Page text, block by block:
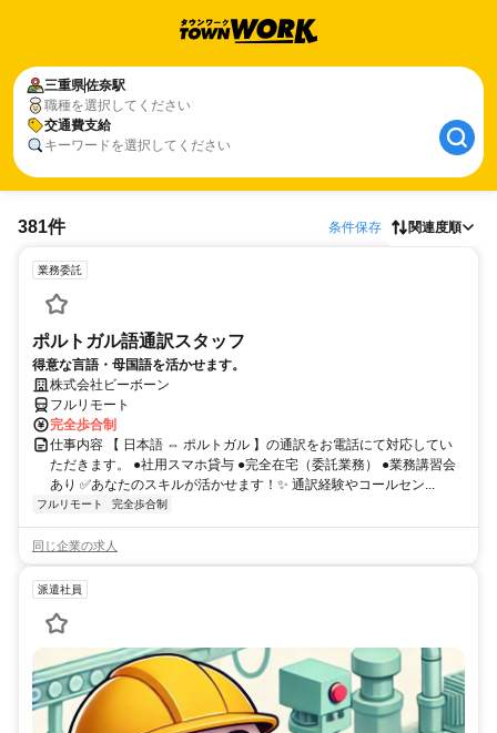
三重県佐奈駅
職種を選択してください
交通費支給
キーワードを選択してください
381件 条件保存 関連度順
業務委託
ポルトガル語通訳スタッフ
得意な言語・母国語を活かせます。
株式会社ビーボーン
フルリモート
完全歩合制
仕事内容 【 日本語 ⇔ ポルトガル 】の通訳をお電話にて対応してい
ただきます。 ●社用スマホ貸与 ●完全在宅（委託業務） ●業務講習会
あり ✅あなたのスキルが活かせます！✨ 通訳経験やコールセン...
フルリモート 完全歩合制
同じ企業の求人
派遣社員